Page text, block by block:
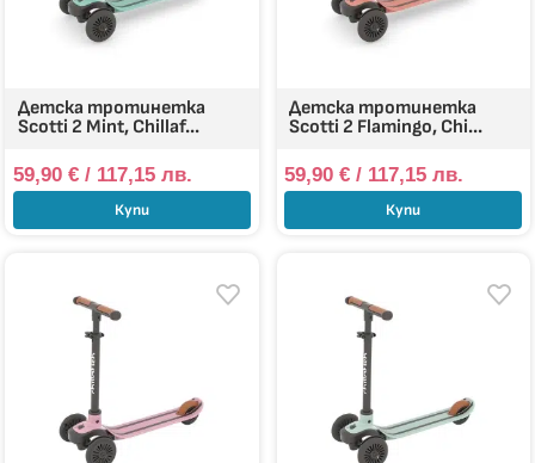
Детска тротинетка
Scotti 2 Mint, Chillaf...
59,90 €/ 117,15 лв.
Купи
Детска тротинетка
Scotti 2 Flamingo, Chi...
59,90 €/ 117,15 лв.
Купи